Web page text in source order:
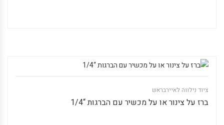
ציוד נילווה לאיירבראש
ברז על צינור או על מכשיר עם הברגות “1/4